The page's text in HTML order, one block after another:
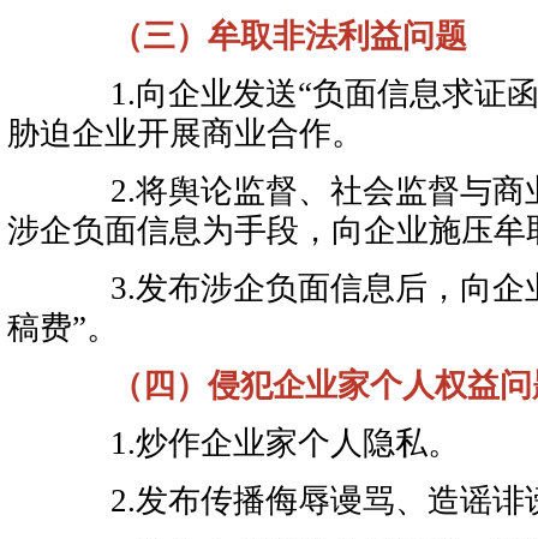
（三）牟取非法利益问题
1.向企业发送“负面信息求证函
胁迫企业开展商业合作。
2.将舆论监督、社会监督与商
涉企负面信息为手段，向企业施压牟
3.发布涉企负面信息后，向企
稿费”。
（四）侵犯企业家个人权益
1.炒作企业家个人隐私。
2.发布传播侮辱谩骂、造谣诽